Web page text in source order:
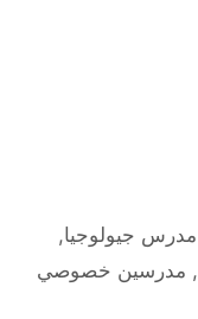
مدرس جيولوجيا,
, مدرسين خصوصي